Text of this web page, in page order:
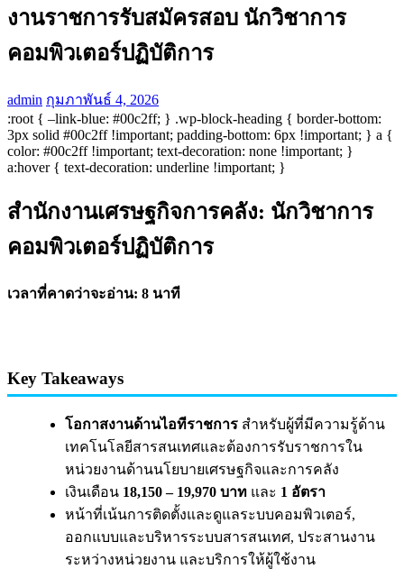
งานราชการรับสมัครสอบ นักวิชาการ
คอมพิวเตอร์ปฏิบัติการ
admin กุมภาพันธ์ 4, 2026
:root { –link-blue: #00c2ff; } .wp-block-heading { border-bottom:
3px solid #00c2ff !important; padding-bottom: 6px !important; } a {
color: #00c2ff !important; text-decoration: none !important; }
a:hover { text-decoration: underline !important; }
สำนักงานเศรษฐกิจการคลัง: นักวิชาการ
คอมพิวเตอร์ปฏิบัติการ
เวลาที่คาดว่าจะอ่าน: 8 นาที
Key Takeaways
โอกาสงานด้านไอทีราชการ สำหรับผู้ที่มีความรู้ด้าน
เทคโนโลยีสารสนเทศและต้องการรับราชการใน
หน่วยงานด้านนโยบายเศรษฐกิจและการคลัง
เงินเดือน 18,150 – 19,970 บาท และ 1 อัตรา
หน้าที่เน้นการติดตั้งและดูแลระบบคอมพิวเตอร์,
ออกแบบและบริหารระบบสารสนเทศ, ประสานงาน
ระหว่างหน่วยงาน และบริการให้ผู้ใช้งาน